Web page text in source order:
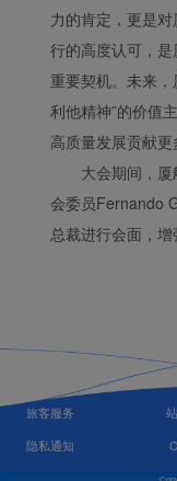
力的肯定，更是
行的高度认可，
重要契机。未来，
利他精神”的价值
高质量发展贡献更
大会期间，
会委员Fernando
总裁进行会面，增
旅客服务
隐私通知